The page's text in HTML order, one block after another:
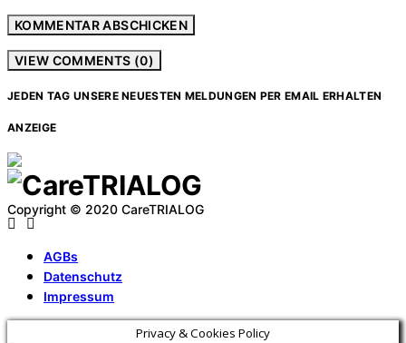
VIEW COMMENTS (0)
JEDEN TAG UNSERE NEUESTEN MELDUNGEN PER EMAIL ERHALTEN
ANZEIGE
Copyright © 2020 CareTRIALOG
AGBs
Datenschutz
Impressum
Privacy & Cookies Policy